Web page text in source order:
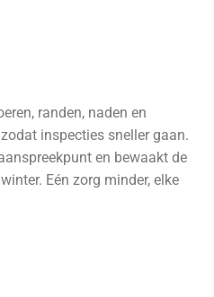
randen, naden en
inspecties sneller gaan.
en bewaakt de
Eén zorg minder, elke